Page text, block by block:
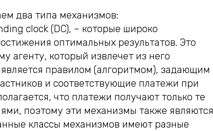
два типа механизмов:
clock (DC), – которые широко
оптимальных результатов. Это
агенту, который извлечет из него
правилом (алгоритмом), задающим
и соответствующие платежи при
что платежи получают только те
поэтому эти механизмы также являются
классы механизмов имеют разные